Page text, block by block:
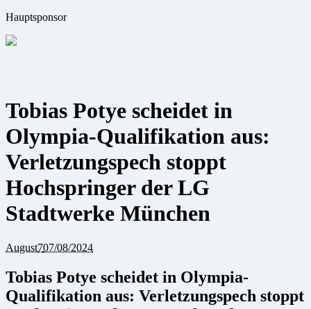
Hauptsponsor
Tobias Potye scheidet in
Olympia-Qualifikation aus:
Verletzungspech stoppt
Hochspringer der LG
Stadtwerke München
August707/08/2024
Tobias Potye scheidet in Olympia-
Qualifikation aus: Verletzungspech stoppt